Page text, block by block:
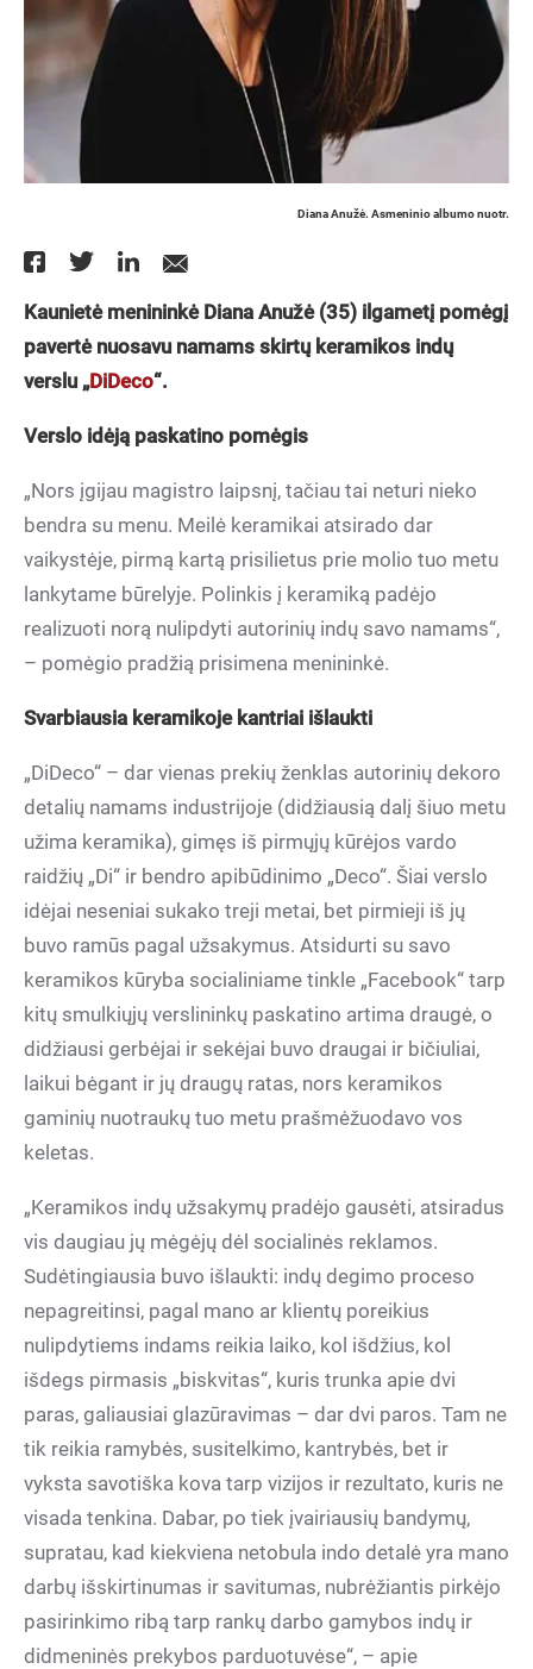
Diana Anužė. Asmeninio albumo nuotr.
Kaunietė menininkė Diana Anužė (35) ilgametį pomėgį
pavertė nuosavu namams skirtų keramikos indų
verslu „DiDeco“.
Verslo idėją paskatino pomėgis
„Nors įgijau magistro laipsnį, tačiau tai neturi nieko
bendra su menu. Meilė keramikai atsirado dar
vaikystėje, pirmą kartą prisilietus prie molio tuo metu
lankytame būrelyje. Polinkis į keramiką padėjo
realizuoti norą nulipdyti autorinių indų savo namams“,
– pomėgio pradžią prisimena menininkė.
Svarbiausia keramikoje kantriai išlaukti
„DiDeco“ – dar vienas prekių ženklas autorinių dekoro
detalių namams industrijoje (didžiausią dalį šiuo metu
užima keramika), gimęs iš pirmųjų kūrėjos vardo
raidžių „Di“ ir bendro apibūdinimo „Deco“. Šiai verslo
idėjai neseniai sukako treji metai, bet pirmieji iš jų
buvo ramūs pagal užsakymus. Atsidurti su savo
keramikos kūryba socialiniame tinkle „Facebook“ tarp
kitų smulkiųjų verslininkų paskatino artima draugė, o
didžiausi gerbėjai ir sekėjai buvo draugai ir bičiuliai,
laikui bėgant ir jų draugų ratas, nors keramikos
gaminių nuotraukų tuo metu prašmėžuodavo vos
keletas.
„Keramikos indų užsakymų pradėjo gausėti, atsiradus
vis daugiau jų mėgėjų dėl socialinės reklamos.
Sudėtingiausia buvo išlaukti: indų degimo proceso
nepagreitinsi, pagal mano ar klientų poreikius
nulipdytiems indams reikia laiko, kol išdžius, kol
išdegs pirmasis „biskvitas“, kuris trunka apie dvi
paras, galiausiai glazūravimas – dar dvi paros. Tam ne
tik reikia ramybės, susitelkimo, kantrybės, bet ir
vyksta savotiška kova tarp vizijos ir rezultato, kuris ne
visada tenkina. Dabar, po tiek įvairiausių bandymų,
supratau, kad kiekviena netobula indo detalė yra mano
darbų išskirtinumas ir savitumas, nubrėžiantis pirkėjo
pasirinkimo ribą tarp rankų darbo gamybos indų ir
didmeninės prekybos parduotuvėse“, – apie